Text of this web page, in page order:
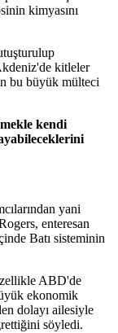
kimyasını
kitleler
bu büyük mülteci
kendi
yani
enteresan
Batı sisteminin
ABD'de
ekonomik
dolayı ailesiyle
söyledi.